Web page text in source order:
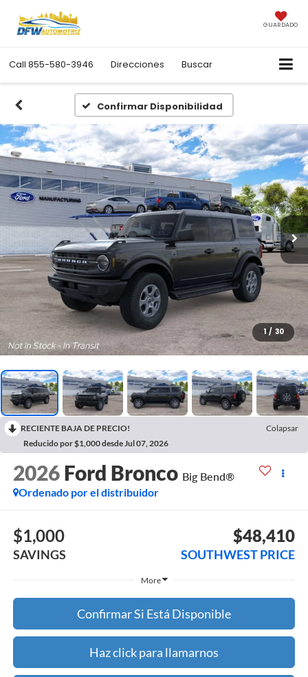
GUARDADO
Call 855-580-3946 Direcciones Buscar
Confirmar Disponibilidad
1 / 30
RECIENTE BAJA DE PRECIO!
Colapsar
Reducido por $1,000 desde Jul 07, 2026
2026 Ford Bronco Big Bend®
Ordenado por el distribuidor
$1,000
SAVINGS
$48,410
SOUTHWEST PRICE
More
Confirmar Si Está Disponible
Haz click para llamarnos